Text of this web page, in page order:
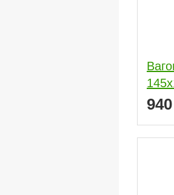
940